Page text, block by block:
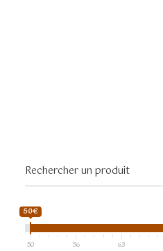
50€
50 56 63